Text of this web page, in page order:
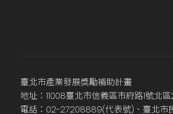
臺北市產業發展獎勵補助計畫
地址：11008臺北市信義區市府路1號北
電話：02-27208889(代表號)、臺北市